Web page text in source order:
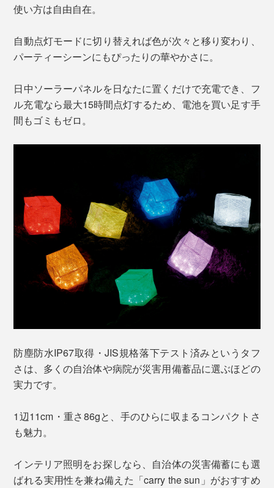
使い方は自由自在。
自動点灯モードに切り替えれば色が次々と移り変わり、
パーティーシーンにもぴったりの華やかさに。
日中ソーラーパネルを日なたに置くだけで充電でき、フ
ル充電なら最大15時間点灯するため、電池を買い足す手
間もゴミもゼロ。
防塵防水IP67取得・JIS規格落下テスト済みというタフ
さは、多くの自治体や病院が災害用備蓄品に選ぶほどの
実力です。
1辺11cm・重さ86gと、手のひらに収まるコンパクトさ
も魅力。
インテリア照明をお探しなら、自治体の災害備蓄にも選
ばれる実用性を兼ね備えた「carry the sun」がおすすめ